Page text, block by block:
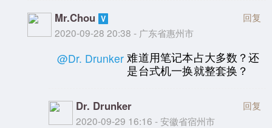
Mr.Chou
2020-09-28 20:38 - 广东省惠州市
回复
@Dr. Drunker 难道用笔记本占大多数？还
是台式机一换就整套换？
Dr. Drunker
2020-09-29 16:16 - 安徽省宿州市
回复